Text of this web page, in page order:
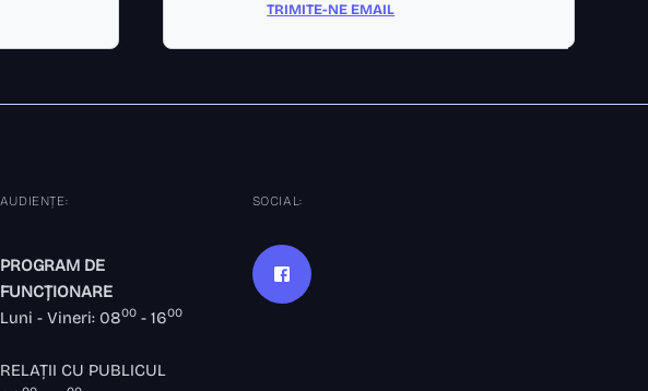
TRIMITE-NE EMAIL
AUDIENȚE:
PROGRAM DE
FUNCȚIONARE
Luni - Vineri: 0800- 1600
RELAȚII CU PUBLICUL
SOCIAL: